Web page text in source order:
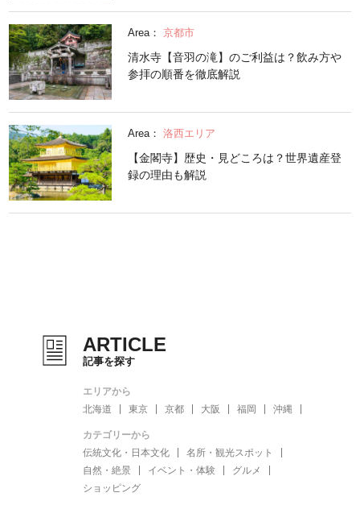
Area： 京都市
清水寺【音羽の滝】のご利益は？飲み方や
参拝の順番を徹底解説
Area： 洛西エリア
【金閣寺】歴史・見どころは？世界遺産登
録の理由も解説
ARTICLE
記事を探す
エリアから
北海道
東京 京都 大阪 福岡 沖縄
カテゴリーから
伝統文化・日本文化
名所・観光スポット
自然・絶景
イベント・体験
グルメ
ショッピング